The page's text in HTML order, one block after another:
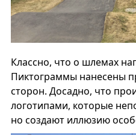
Классно, что о шлемах
Пиктограммы нанесены
сторон. Досадно, что
логотипами, которые
но создают иллюзию